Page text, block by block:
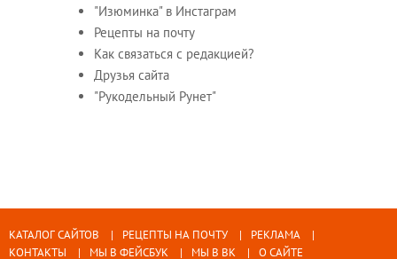
"Изюминка" в Инстаграм
Рецепты на почту
Как связаться с редакцией?
Друзья сайта
"Рукодельный Рунет"
КАТАЛОГ САЙТОВ РЕЦЕПТЫ НА ПОЧТУ
РЕКЛАМА
КОНТАКТЫ
МЫ В ФЕЙСБУК МЫ В ВК О САЙТЕ